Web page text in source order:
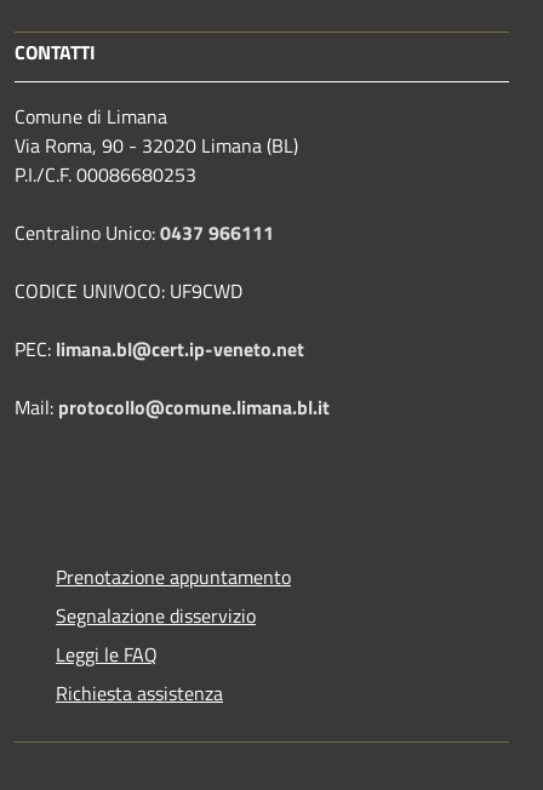
CONTATTI
Comune di Limana
Via Roma, 90 - 32020 Limana (BL)
P.I./C.F. 00086680253
Centralino Unico:0437 966111
CODICE UNIVOCO: UF9CWD
PEC: limana.bl@cert.ip-veneto.net
Mail: protocollo@comune.limana.bl.it
Prenotazione appuntamento
Segnalazione disservizio
Leggi le FAQ
Richiesta assistenza